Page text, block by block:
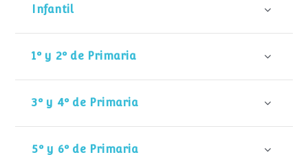
Infantil
1º y 2º de Primaria
3º y 4º de Primaria
5º y 6º de Primaria